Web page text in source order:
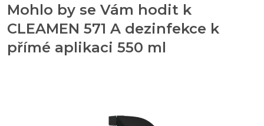
Mohlo by se Vám hodit k
CLEAMEN 571 A dezinfekce k
přímé aplikaci 550 ml